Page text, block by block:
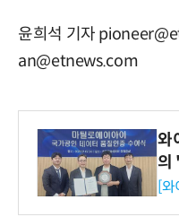
윤희석 기자
an@etnews.com
와
의
이
[